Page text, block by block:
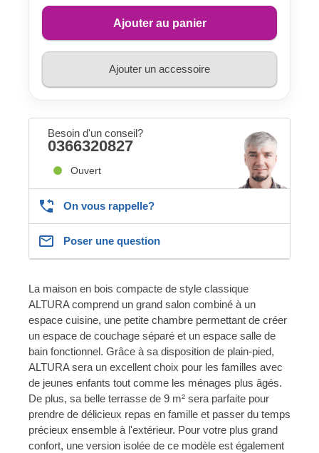
Ajouter au panier
Ajouter un accessoire
Besoin d'un conseil?
0366320827
Ouvert
On vous rappelle?
Poser une question
La maison en bois compacte de style classique
ALTURA comprend un grand salon combiné à un
espace cuisine, une petite chambre permettant de créer
un espace de couchage séparé et un espace salle de
bain fonctionnel. Grâce à sa disposition de plain-pied,
ALTURA sera un excellent choix pour les familles avec
de jeunes enfants tout comme les ménages plus âgés.
De plus, sa belle terrasse de 9 m² sera parfaite pour
prendre de délicieux repas en famille et passer du temps
précieux ensemble à l'extérieur. Pour votre plus grand
confort, une version isolée de ce modèle est également